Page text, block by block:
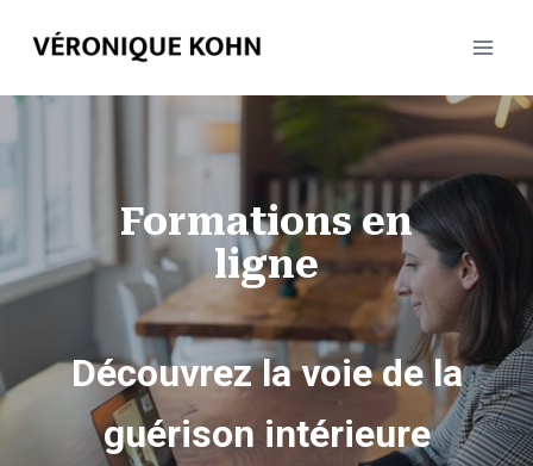
Formations en
ligne
Découvrez la voie de la
guérison intérieure